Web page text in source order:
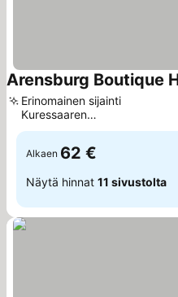
Arensburg Boutique
Erinomainen sijainti
Kuressaaren
vanhassakaupungissa
Alkaen 62 €
Näytä hinnat 11 sivustolta